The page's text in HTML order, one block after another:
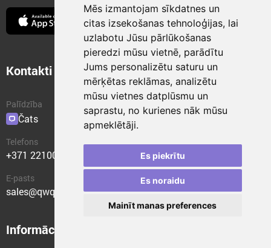
Mēs izmantojam sīkdatnes un
citas izsekošanas tehnoloģijas, lai
uzlabotu Jūsu pārlūkošanas
pieredzi mūsu vietnē, parādītu
Jums personalizētu saturu un
mērķētas reklāmas, analizētu
mūsu vietnes datplūsmu un
saprastu, no kurienes nāk mūsu
apmeklētāji.
Es piekrītu
Es noraidu
Mainīt manas preferences
Kontakti
Palīdzība
Čats
Telefons
+371 22100400
E-pasts
sales@qwqer.eu
Integrācija
API
Informācija